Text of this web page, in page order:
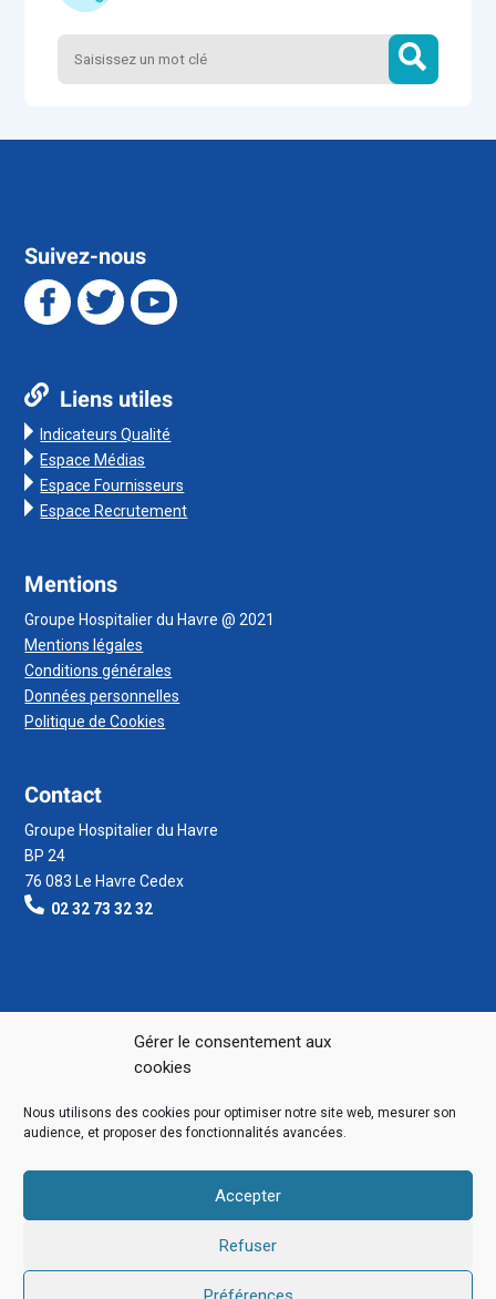
Gérer le consentement aux
cookies
Nous utilisons des cookies pour optimiser notre site web, mesurer son
audience, et proposer des fonctionnalités avancées.
Accepter
Refuser
Suivez-nous
Liens utiles
Indicateurs Qualité
Espace Médias
Espace Fournisseurs
Espace Recrutement
Mentions
Groupe Hospitalier du Havre @ 2021
Mentions légales
Conditions générales
Données personnelles
Politique de Cookies
Contact
Groupe Hospitalier du Havre
BP 24
76 083 Le Havre Cedex
02 32 73 32 32